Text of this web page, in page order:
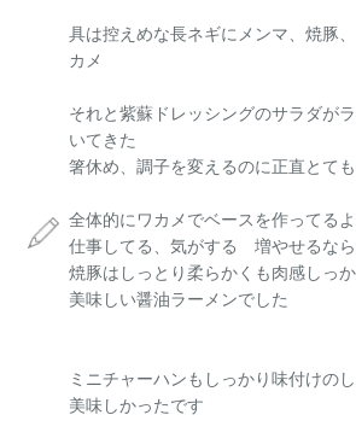
具は控えめな長ネギにメンマ、焼豚
カメ
それと紫蘇ドレッシングのサラダが
いてきた
箸休め、調子を変えるのに正直とて
全体的にワカメでベースを作ってる
仕事してる、気がする 増やせるな
焼豚はしっとり柔らかくも肉感しっ
美味しい醤油ラーメンでした
ミニチャーハンもしっかり味付けの
美味しかったです